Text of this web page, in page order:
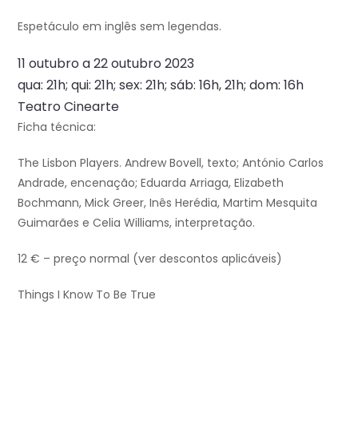
Espetáculo em inglês sem legendas.
11 outubro a 22 outubro 2023
qua: 21h; qui: 21h; sex: 21h; sáb: 16h, 21h; dom: 16h
Teatro Cinearte
Ficha técnica:
The Lisbon Players. Andrew Bovell, texto; António Carlos
Andrade, encenação; Eduarda Arriaga, Elizabeth
Bochmann, Mick Greer, Inês Herédia, Martim Mesquita
Guimarães e Celia Williams, interpretação.
12 € – preço normal (ver descontos aplicáveis)
Things I Know To Be True